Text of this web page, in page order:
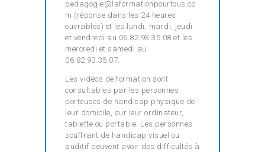
pedagogie@laformationpourtous.co
m (réponse dans les 24 heures
ouvrables) et les lundi, mardi, jeudi
et vendredi au 06.82.93.35.08 et les
mercredi et samedi au
06.82.93.35.07.
Les vidéos de formation sont
consultables par les personnes
porteuses de handicap physique de
leur domicile, sur leur ordinateur,
tablette ou portable. Les personnes
souffrant de handicap visuel ou
auditif peuvent avoir des difficultés à